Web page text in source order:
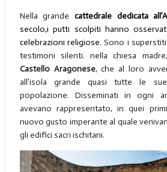
Nella grande cattedrale dedicata
secolo,i putti scolpiti hanno
celebrazioni religiose.Sono i
testimoni silenti. nella chiesa
Castello Aragonese, che al loro
all’isola grande quasi tutte le
popolazione. Disseminati in ogni
avevano rappresentato, in quei
nuovo gusto imperante al quale
gli edifici sacri ischitani.